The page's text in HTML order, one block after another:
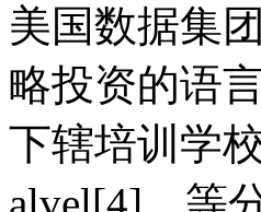
美国数据集
略投资的语
下辖培训学
alvel[4]、等